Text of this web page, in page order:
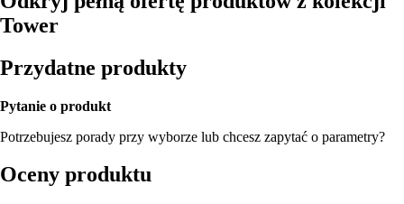
Tower
Przydatne produkty
Pytanie o produkt
Potrzebujesz porady przy wyborze lub chcesz zapytać o parametry?
Oceny produktu